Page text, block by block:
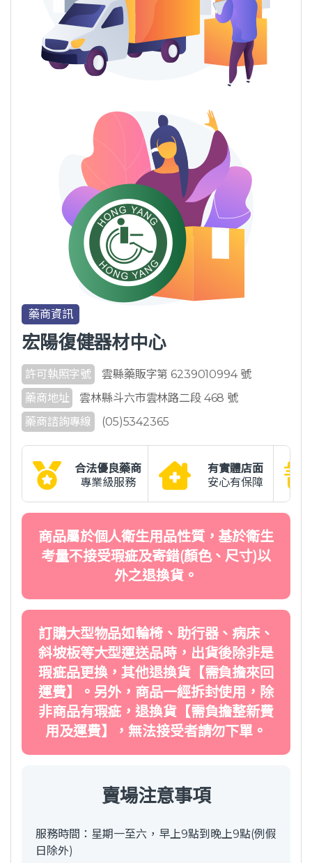
藥商資訊
宏陽復健器材中心
許可執照字號
雲縣藥販字第 6239010994 號
藥商地址
雲林縣斗六市雲林路二段 468 號
藥商諮詢專線
(05)5342365
合法優良藥商
專業級服務
有實體店面
安心有保障
商品屬於個人衛生用品性質，基於衛生
考量不接受瑕疵及寄錯(顏色、尺寸)以
外之退換貨。
訂購大型物品如輪椅、助行器、病床、
斜坡板等大型運送品時，出貨後除非是
瑕疵品更換，其他退換貨【需負擔來回
運費】。另外，商品一經拆封使用，除
非商品有瑕疵，退換貨【需負擔整新費
用及運費】，無法接受者請勿下單。
賣場注意事項
服務時間：星期一至六，早上9點到晚上9點(例假
日除外)